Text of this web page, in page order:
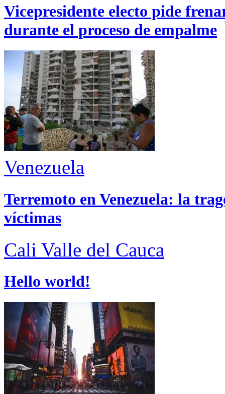
Vicepresidente electo pide
durante el proceso de empalme
Venezuela
Terremoto en Venezuela: la
víctimas
Cali Valle del Cauca
Hello world!